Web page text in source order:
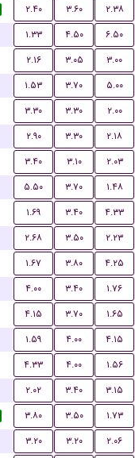
۲.۴۰ ۳.۶۰
۲.۳۸
۱.۳۳ ۴.۵۰
۶.۵۰
۲.۱۶ ۳.۰۵
۳.۰۰
۱.۵۳ ۳.۷۰
۵.۰۰
۳.۳۰ ۳.۳۰
۲.۰۰
۲.۹۰ ۳.۳۰
۲.۱۸
۳.۴۰ ۳.۱۰
۲.۰۳
۵.۵۰ ۳.۷۰
۱.۴۸
۱.۶۹ ۳.۴۰
۴.۳۳
۲.۶۸ ۳.۵۰
۲.۲۳
۱.۶۷ ۳.۸۰
۴.۲۵
۴.۰۰ ۳.۴۰
۱.۷۶
۴.۱۵ ۳.۷۰
۱.۶۵
۱.۵۹ ۴.۰۰
۴.۱۵
۴.۳۳ ۴.۰۰
۱.۵۶
۲.۰۲ ۳.۴۰
۳.۱۵
۳.۸۰ ۳.۵۰
۱.۷۳
۳.۲۰ ۳.۲۰
۲.۰۶